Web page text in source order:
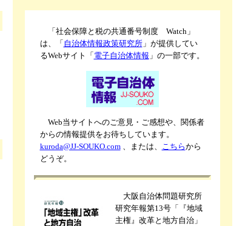
「社会保障と税の共通番号制度 Watch」
は、「 自治体情報政策研究所」が提供してい
るWebサイト「 電子自治体情報 」の一部です。
Web当サイトへのご意見・ご感想や、関係者
からの情報提供をお待ちしています。
kuroda@JJ-SOUKO.com、または、 こちらから
どうぞ。
大阪自治体問題研究所
研究年報第13号「『地域
主権』改革と地方自治」